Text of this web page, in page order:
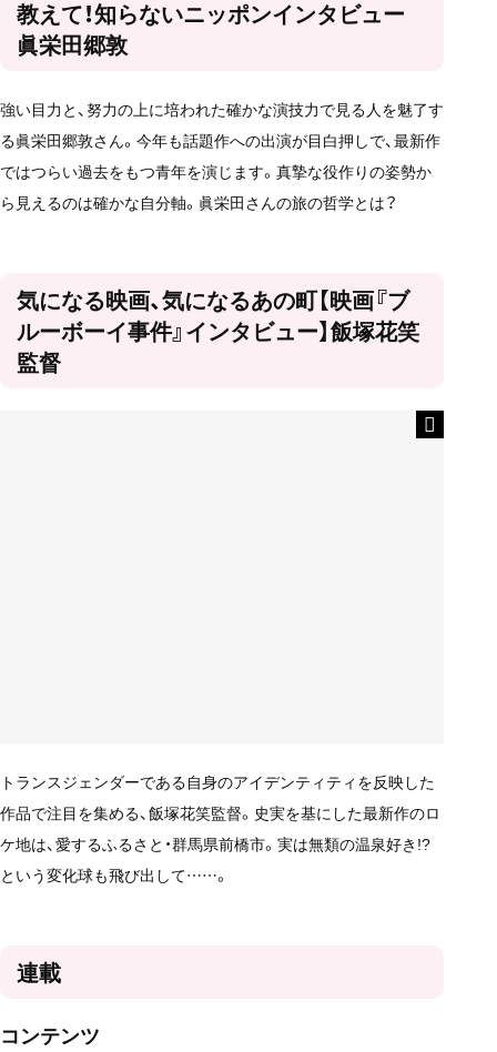
教えて！知らないニッポンインタビュー
眞栄田郷敦
強い目力と、努力の上に培われた確かな演技力で見る人を魅了す
る眞栄田郷敦さん。今年も話題作への出演が目白押しで、最新作
ではつらい過去をもつ青年を演じます。真摯な役作りの姿勢か
ら見えるのは確かな自分軸。眞栄田さんの旅の哲学とは？
気になる映画、気になるあの町【映画『ブ
ルーボーイ事件』インタビュー】飯塚花笑
監督
トランスジェンダーである自身のアイデンティティを反映した
作品で注目を集める、飯塚花笑監督。史実を基にした最新作のロ
ケ地は、愛するふるさと・群馬県前橋市。実は無類の温泉好き!?
という変化球も飛び出して……。
連載
コンテンツ